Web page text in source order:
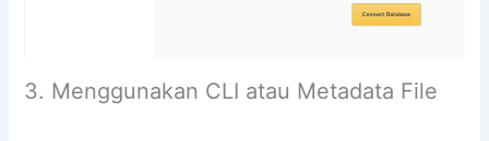
3. Menggunakan CLI atau Metadata File